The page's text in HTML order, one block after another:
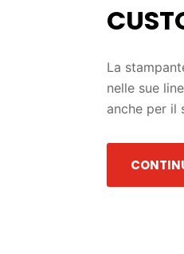
La
nelle sue
anche per il